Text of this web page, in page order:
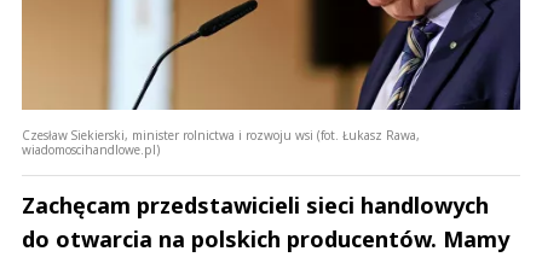
Czesław Siekierski, minister rolnictwa i rozwoju wsi (fot. Łukasz Rawa,
wiadomoscihandlowe.pl)
Zachęcam przedstawicieli sieci handlowych
do otwarcia na polskich producentów. Mamy